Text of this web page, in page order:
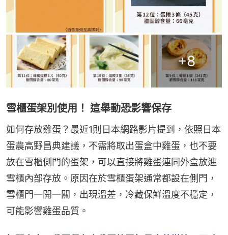
+8
雪櫃蛋架別使用！ 這舉動恐影響保存
如何存放雞蛋？最近1則日本網路影片提到，依照日本
蛋農高野昌典建議，不需將取出蛋盒中雞蛋，也不要
放在雪櫃側門的蛋架，可以直接將雞蛋連同外盒放進
雪櫃內部存放。原因在於雪櫃蛋架通常都設在側門，
雪櫃門一開一關，出現溫差，冷藏保鮮溫度不穩定，
可能影響雞蛋品質。